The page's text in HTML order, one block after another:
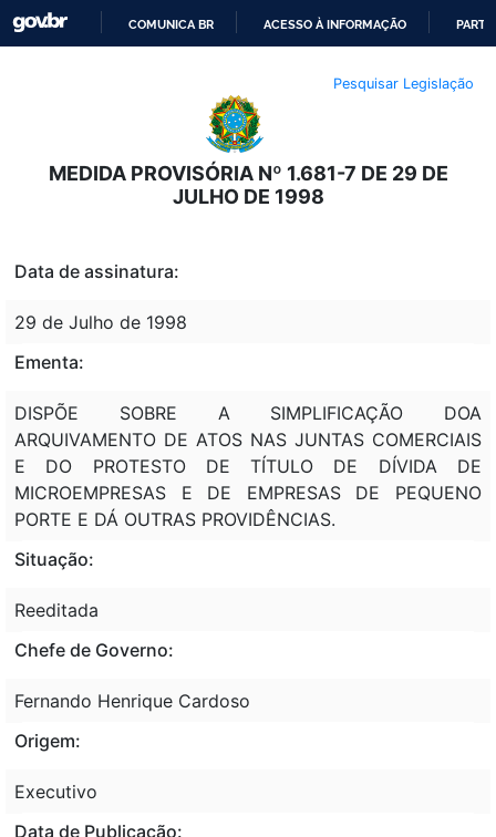
O
CONTEÚDO
COMUNICA BR ACESSO À INFORMAÇÃO
Pesquisar Legislação
MEDIDA PROVISÓRIA Nº 1.681-7 DE 29 DE
JULHO DE 1998
Data de assinatura:
29 de Julho de 1998
Ementa:
DISPÕE SOBRE A SIMPLIFICAÇÃO DOA
ARQUIVAMENTO DE ATOS NAS JUNTAS COMERCIAIS
E DO PROTESTO DE TÍTULO DE DÍVIDA DE
MICROEMPRESAS E DE EMPRESAS DE PEQUENO
PORTE E DÁ OUTRAS PROVIDÊNCIAS.
Situação:
Reeditada
Chefe de Governo:
Fernando Henrique Cardoso
Origem:
Executivo
Data de Publicação: